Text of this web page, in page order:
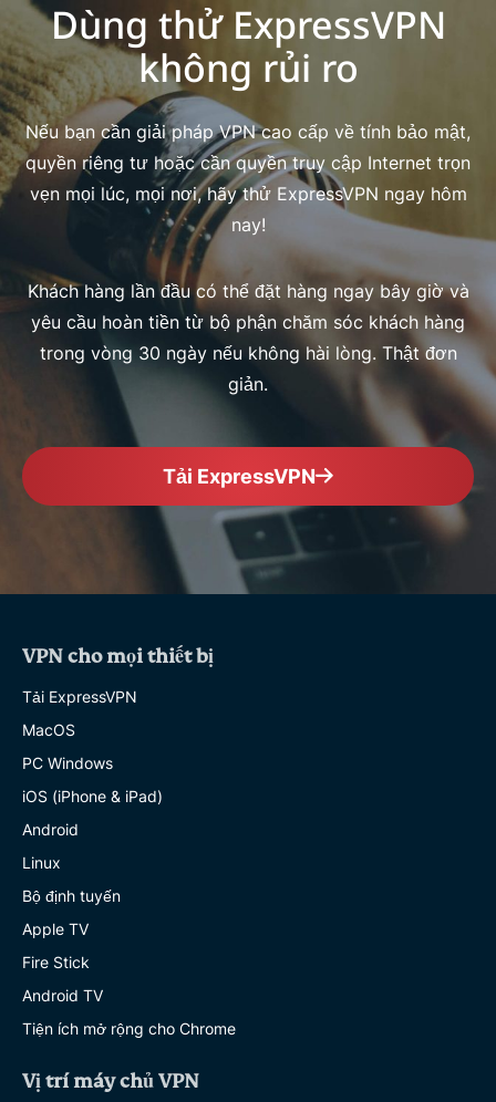
Dùng thử ExpressVPN
không rủi ro
Nếu bạn cần giải pháp VPN cao cấp về tính bảo mật,
quyền riêng tư hoặc cần quyền truy cập Internet trọn
vẹn mọi lúc, mọi nơi, hãy thử ExpressVPN ngay hôm
nay!
Khách hàng lần đầu có thể đặt hàng ngay bây giờ và
yêu cầu hoàn tiền từ bộ phận chăm sóc khách hàng
trong vòng 30 ngày nếu không hài lòng. Thật đơn
giản.
Tải ExpressVPN
VPN cho mọi thiết bị
Tải ExpressVPN
MacOS
PC Windows
iOS (iPhone & iPad)
Android
Linux
Bộ định tuyến
Apple TV
Fire Stick
Android TV
Tiện ích mở rộng cho Chrome
Vị trí máy chủ VPN